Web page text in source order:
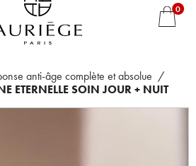
0
anti-âge complète et absolue /
ETERNELLE SOIN JOUR + NUIT